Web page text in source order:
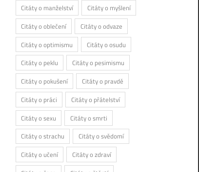
Citáty o manželství
Citáty o myšlení
Citáty o oblečení
Citáty o odvaze
Citáty o optimismu
Citáty o osudu
Citáty o peklu
Citáty o pesimismu
Citáty o pokušení
Citáty o pravdě
Citáty o práci
Citáty o přátelství
Citáty o sexu
Citáty o smrti
Citáty o strachu
Citáty o svědomí
Citáty o učení
Citáty o zdraví